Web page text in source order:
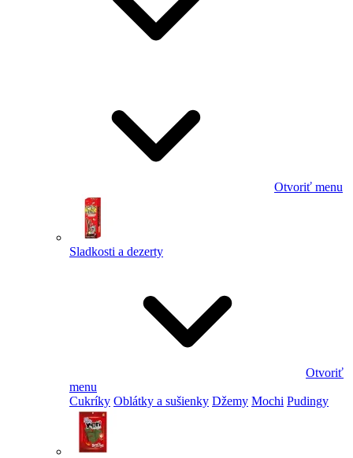
Otvoriť menu
Sladkosti a dezerty
Otvoriť
menu
Cukríky Oblátky a sušienky Džemy Mochi Pudingy